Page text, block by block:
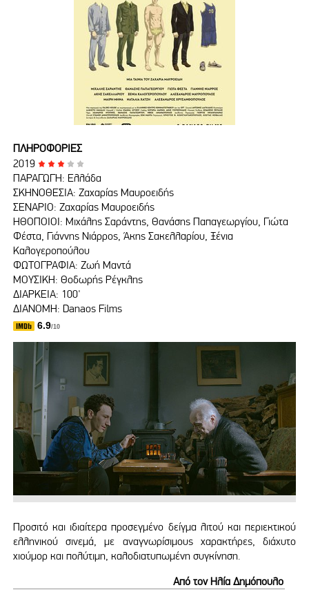
ΠΛΗΡΟΦΟΡΙΕΣ
2019
ΠΑΡΑΓΩΓΗ: Ελλάδα
ΣΚΗΝΟΘΕΣΙΑ: Ζαχαρίας Μαυροειδής
ΣΕΝΑΡΙΟ: Ζαχαρίας Μαυροειδής
ΗΘΟΠΟΙΟΙ: Μιχάλης Σαράντης, Θανάσης Παπαγεωργίου, Γιώτα
Φέστα, Γιάννης Νιάρρος, Άκης Σακελλαρίου, Ξένια
Καλογεροπούλου
ΦΩΤΟΓΡΑΦΙΑ: Ζωή Μαντά
ΜΟΥΣΙΚΗ: Θοδωρής Ρέγκλης
ΔΙΑΡΚΕΙΑ: 100'
ΔΙΑΝΟΜΗ: Danaos Films
6.9/10
Προσιτό και ιδιαίτερα προσεγμένο δείγμα λιτού και περιεκτικού
ελληνικού σινεμά, με αναγνωρίσιμους χαρακτήρες, διάχυτο
χιούμορ και πολύτιμη, καλοδιατυπωμένη συγκίνηση.
Από τον Ηλία Δημόπουλο